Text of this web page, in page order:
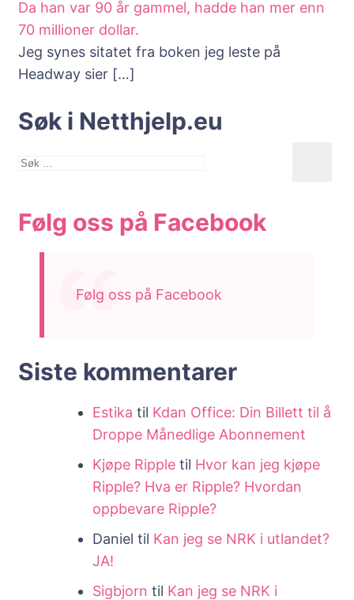
Da han var 90 år gammel, hadde han mer enn
70 millioner dollar.
Jeg synes sitatet fra boken jeg leste på
Headway sier […]
Søk i Netthjelp.eu
Søk
Følg oss på Facebook
Følg oss på Facebook
Siste kommentarer
Estika til Kdan Office: Din Billett til å
Droppe Månedlige Abonnement
Kjøpe Ripple til Hvor kan jeg kjøpe
Ripple? Hva er Ripple? Hvordan
oppbevare Ripple?
Daniel til Kan jeg se NRK i utlandet?
JA!
Sigbjorn til Kan jeg se NRK i